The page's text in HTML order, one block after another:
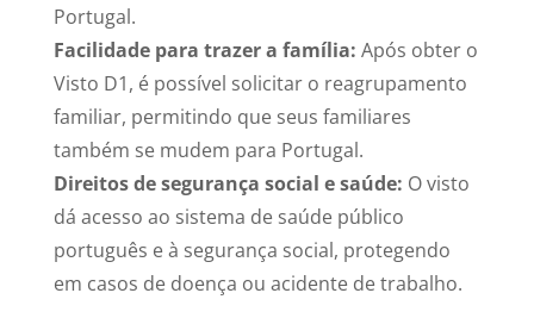
Portugal.
Facilidade para trazer a família: Após obter o
Visto D1, é possível solicitar o reagrupamento
familiar, permitindo que seus familiares
também se mudem para Portugal.
Direitos de segurança social e saúde: O visto
dá acesso ao sistema de saúde público
português e à segurança social, protegendo
em casos de doença ou acidente de trabalho.